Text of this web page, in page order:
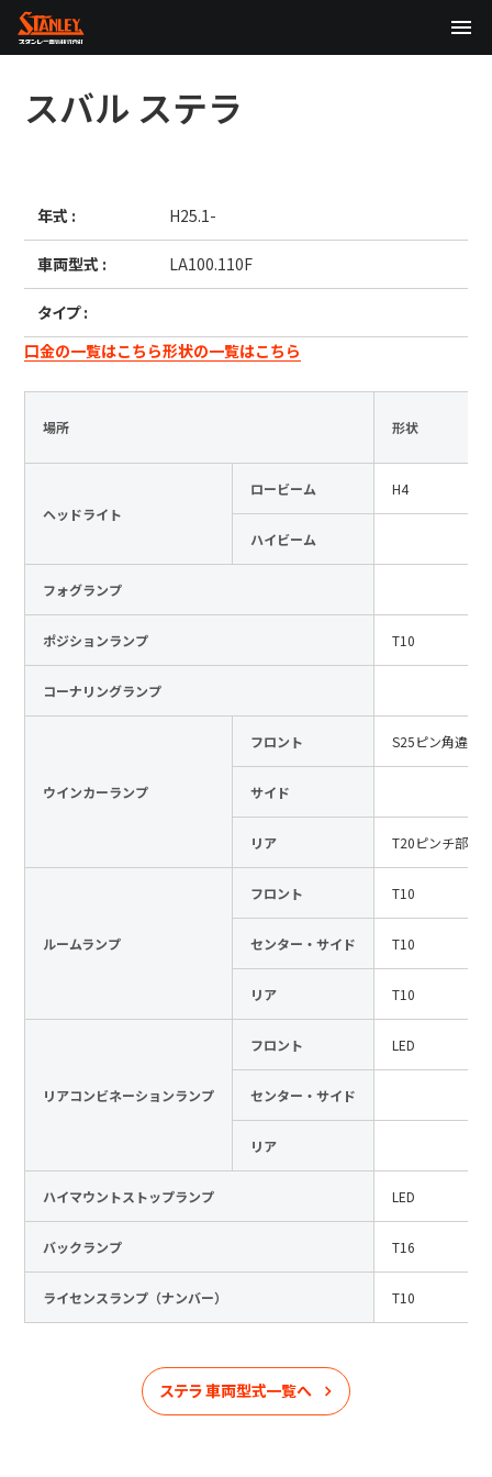
日本語 English 中文
製品検索
全て
VFHY1104P、LLF0111A、ULR4B、SL035
テクノロジー
サステナビリティ
株主・投資家情報
ニュース
スバル ステラ
年式 : H25.1-
車両型式 : LA100.110F
タイプ :
口金の一覧はこちら形状の一覧はこちら
場所 形状
ヘッドライト
ロービーム H4
ハイビーム
フォグランプ
ポジションランプ T10
コーナリングランプ
ウインカーランプ
フロント S25ピン角違い
サイド
リア T20ピンチ部違
ルームランプ
フロント T10
センター・サイド T10
リア T10
リアコンビネーションランプ
フロント LED
センター・サイド
リア
ハイマウントストップランプ LED
バックランプ T16
ライセンスランプ（ナンバー） T10
ステラ車両型式一覧へ